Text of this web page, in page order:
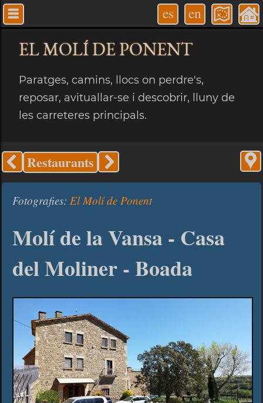
es en
EL MOLÍDE PONENT
Paratges, camins, llocs on perdre's,
reposar, avituallar-se i descobrir, lluny de
les carreteres principals.
Restaurants
Fotografies: El Molí de Ponent
Molí de la Vansa - Casa
del Moliner - Boada